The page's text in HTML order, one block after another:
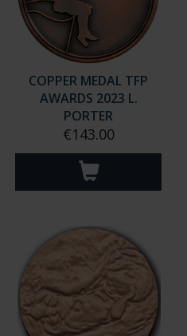
COPPER MEDAL TFP
AWARDS 2023 L.
PORTER
€143.00